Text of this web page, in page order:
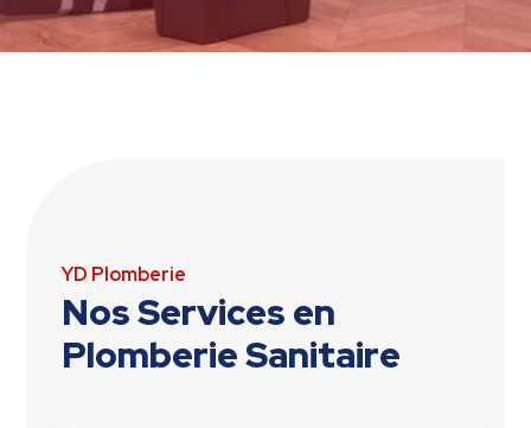
YD Plomberie
Nos Services en
Plomberie Sanitaire